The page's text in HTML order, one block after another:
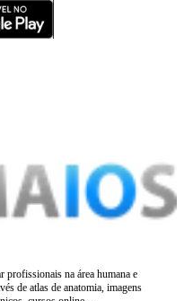
na área humana e
de atlas de anatomia, imagens